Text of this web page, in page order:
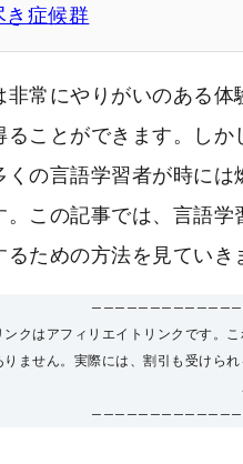
き症候群
常にやりがいのある
ることができます。し
くの言語学習者が時に
。この記事では、言語
ための方法を見ていき
クはアフィリエイトリンクです。
ません。実際には、割引も受けら